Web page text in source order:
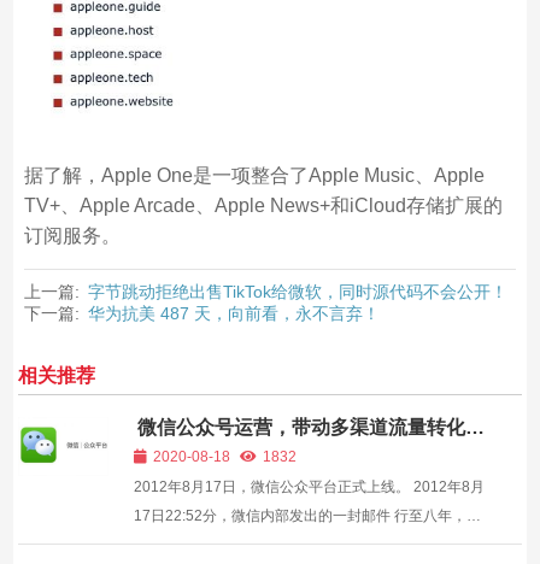
据了解，Apple One是一项整合了Apple Music、Apple
TV+、Apple Arcade、Apple News+和iCloud存储扩展的
订阅服务。
上一篇: 字节跳动拒绝出售TikTok给微软，同时源代码不会公开！
下一篇: 华为抗美 487 天，向前看，永不言弃！
相关推荐
微信公众号运营，带动多渠道流量转化
—2020-08-18
1832
2012年8月17日，微信公众平台正式上线。 2012年8月
17日22:52分，微信内部发出的一封邮件 行至八年，公
众号见证了许多人「改变命运」的时刻，有人赶上了这